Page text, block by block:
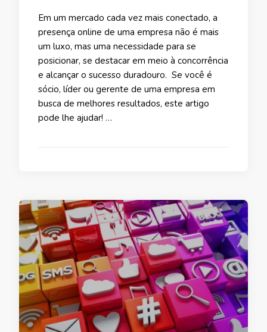
Em um mercado cada vez mais conectado, a
presença online de uma empresa não é mais
um luxo, mas uma necessidade para se
posicionar, se destacar em meio à concorrência
e alcançar o sucesso duradouro. Se você é
sócio, líder ou gerente de uma empresa em
busca de melhores resultados, este artigo
pode lhe ajudar! …